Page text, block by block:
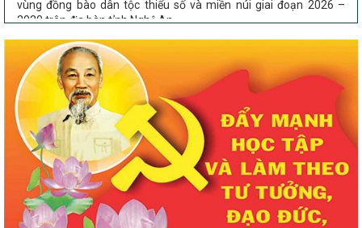
2030 trên địa bàn tỉnh Nghệ An
về đẩy mạnh thực hiện Chương trình mục tiêu quốc gia xây dựng
nông thôn mới, giảm nghèo bền vững và phát triển kinh tế – xã
hội vùng đồng bào dân tộc thiểu số và miền núi giai đoạn 2026 –
2030 trên địa bàn tỉnh Nghệ An
Quyết định số 2490/QĐ-UBND
Về việc thành lập Ban Chỉ đạo Chương trình mục tiều quốc gia xây
dựng nông thôn mới, giảm nghèo bền vững và phát triển kinh tế –
xã hội vùng đồng bào dân tộc thiểu số và miền núi giai đoạn 2026
-2030 tỉnh Nghệ An
Thông tư Số 23/2026/TT-BNNMT
Thông tư Hướng dẫn thực hiện một số nội dung Chương trình